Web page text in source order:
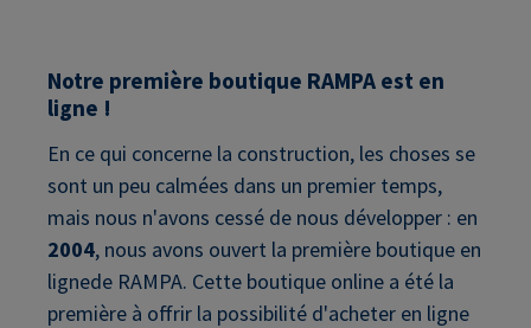
Notre première boutique RAMPA est en
ligne !
En ce qui concerne la construction, les choses se
sont un peu calmées dans un premier temps,
mais nous n'avons cessé de nous développer : en
2004, nous avons ouvert la première boutique en
lignede RAMPA. Cette boutique online a été la
première à offrir la possibilité d'acheter en ligne